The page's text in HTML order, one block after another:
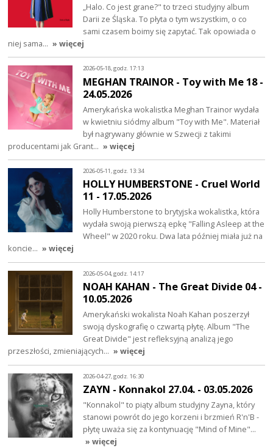
„Halo. Co jest grane?" to trzeci studyjny album
Darii ze Śląska. To płyta o tym wszystkim, o co
sami czasem boimy się zapytać. Tak opowiada o
niej sama… » więcej
2026-05-18, godz. 17:13
MEGHAN TRAINOR - Toy with Me 18 -
24.05.2026
Amerykańska wokalistka Meghan Trainor wydała
w kwietniu siódmy album "Toy with Me". Materiał
był nagrywany głównie w Szwecji z takimi
producentami jak Grant… » więcej
2026-05-11, godz. 13:34
HOLLY HUMBERSTONE - Cruel World
11 - 17.05.2026
Holly Humberstone to brytyjska wokalistka, która
wydała swoją pierwszą epkę "Falling Asleep at the
Wheel" w 2020 roku. Dwa lata później miała już na
koncie… » więcej
2026-05-04, godz. 14:17
NOAH KAHAN - The Great Divide 04 -
10.05.2026
Amerykański wokalista Noah Kahan poszerzył
swoją dyskografię o czwartą płytę. Album "The
Great Divide" jest refleksyjną analizą jego
przeszłości, zmieniających… » więcej
2026-04-27, godz. 16:30
ZAYN - Konnakol 27.04. - 03.05.2026
"Konnakol" to piąty album studyjny Zayna, który
stanowi powrót do jego korzeni i brzmień R'n'B -
płytę uważa się za kontynuację "Mind of Mine"…
» więcej